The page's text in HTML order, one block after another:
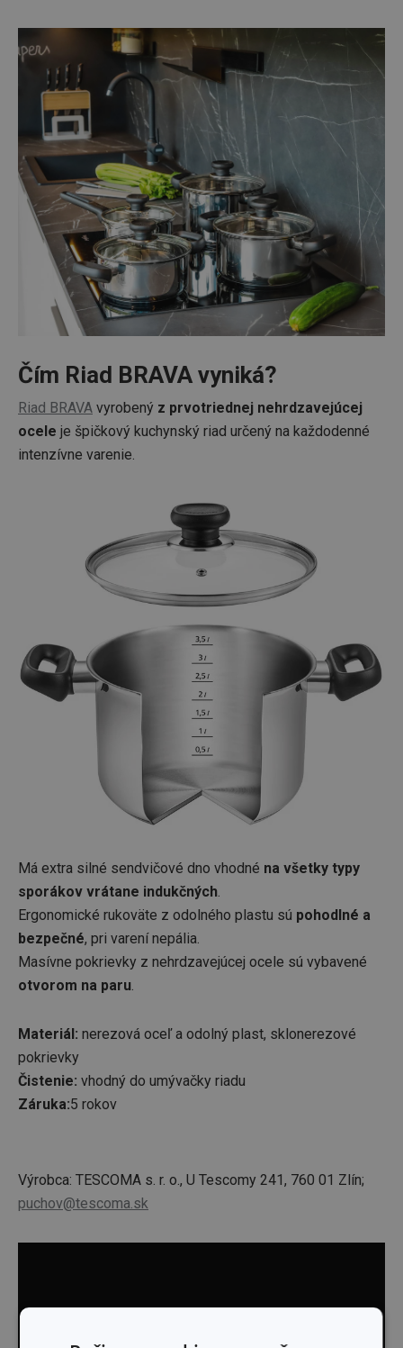
Čím Riad BRAVA vyniká?
Riad BRAVA vyrobený z prvotriednej nehrdzavejúcej
ocele je špičkový kuchynský riad určený na každodenné
intenzívne varenie.
Má extra silné sendvičové dno vhodné na všetky typy
sporákov vrátane indukčných.
Ergonomické rukoväte z odolného plastu sú pohodlné a
bezpečné, pri varení nepália.
Masívne pokrievky z nehrdzavejúcej ocele sú vybavené
otvorom na paru.
Materiál: nerezová oceľ a odolný plast, sklonerezové
pokrievky
Čistenie: vhodný do umývačky riadu
Záruka:5 rokov
Výrobca: TESCOMA s. r. o., U Tescomy 241, 760 01 Zlín;
puchov@tescoma.sk